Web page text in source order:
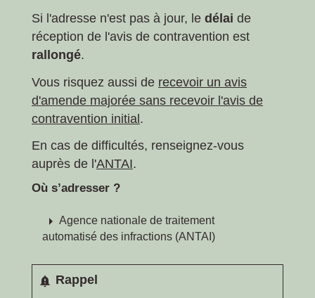
Si l'adresse n'est pas à jour, le délai de
réception de l'avis de contravention est
rallongé.
Vous risquez aussi de recevoir un avis
d'amende majorée sans recevoir l'avis de
contravention initial.
En cas de difficultés, renseignez-vous
auprès de l'ANTAI.
Où s’adresser ?
arrow_right Agence nationale de traitement
automatisé des infractions (ANTAI)
notification_important Rappel